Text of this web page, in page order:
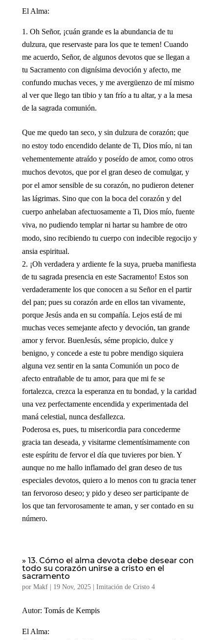
El Alma:
Oh Señor, ¡cuán grande es la abundancia de tu
dulzura, que reservaste para los que te temen! Cuando
me acuerdo, Señor, de algunos devotos que se llegan a
tu Sacramento con dignísima devoción y afecto, me
confundo muchas veces, y me avergüenzo de mí mismo
al ver que llego tan tibio y tan frío a tu altar, y a la mesa
de la sagrada comunión.
Que me quedo tan seco, y sin dulzura de corazón; que
no estoy todo encendido delante de Ti, Dios mío, ni tan
vehementemente atraído y poseído de amor, como otros
muchos devotos, que por el gran deseo de comulgar, y
por el amor sensible de su corazón, no pudieron detener
las lágrimas. Sino que con la boca del corazón y del
cuerpo anhelaban afectuosamente a Ti, Dios mío, fuente
viva, no pudiendo templar ni hartar su hambre de otro
modo, sino recibiendo tu cuerpo con indecible regocijo y
ansia espiritual.
¡Oh verdadera y ardiente fe la suya, prueba manifiesta
de tu sagrada presencia en este Sacramento! Estos son
verdaderamente los que conocen a su Señor en el partir
del pan; pues su corazón arde en ellos tan vivamente,
porque Jesús anda en su compañía. Lejos está de mi
muchas veces semejante afecto y devoción, tan grande
amor y fervor. BuenJesús, séme propicio, dulce y
benigno, y concede a este tu pobre mendigo siquiera
alguna vez sentir en la santa Comunión un poco de
afecto entrañable de tu amor, para que mi fe se
fortalezca, crezca la esperanza en tu bondad, y la caridad
una vez perfectamente encendida y experimentada del
maná celestial, nunca desfallezca.
Poderosa es, pues, tu misericordia para concederme
gracia tan deseada, y visitarme clementísimamente con
este espíritu de fervor el día que tuvieres por bien. Y
aunque no me hallo inflamado del gran deseo de tus
especiales devotos, quiero a lo menos con tu gracia tener
tan fervoroso deseo; y pido y deseo ser participante de
los que tan fervorosamente te aman, y ser contado en su
número.
» 13. Cómo el alma devota debe desear con
todo su corazón unirse a cristo en el
sacramento
por Makf| 19 Nov, 2025| Imitación de Cristo 4
Autor: Tomás de Kempis
El Alma: